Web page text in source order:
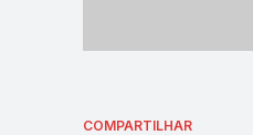
COMPARTILHAR